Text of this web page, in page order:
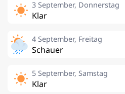
3 September, Donnerstag
Klar
4 September, Freitag
Schauer
5 September, Samstag
Klar